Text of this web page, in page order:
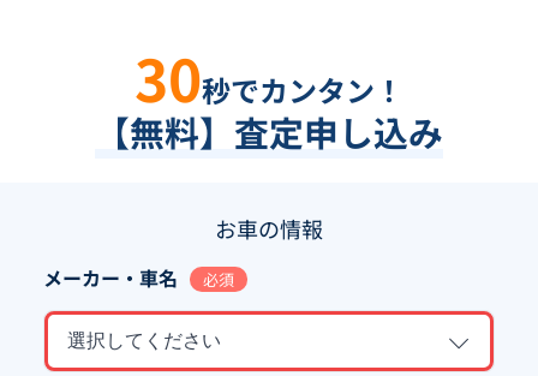
30秒でカンタン！
【無料】査定申し込み
お車の情報
メーカー・車名 必須
選択してください